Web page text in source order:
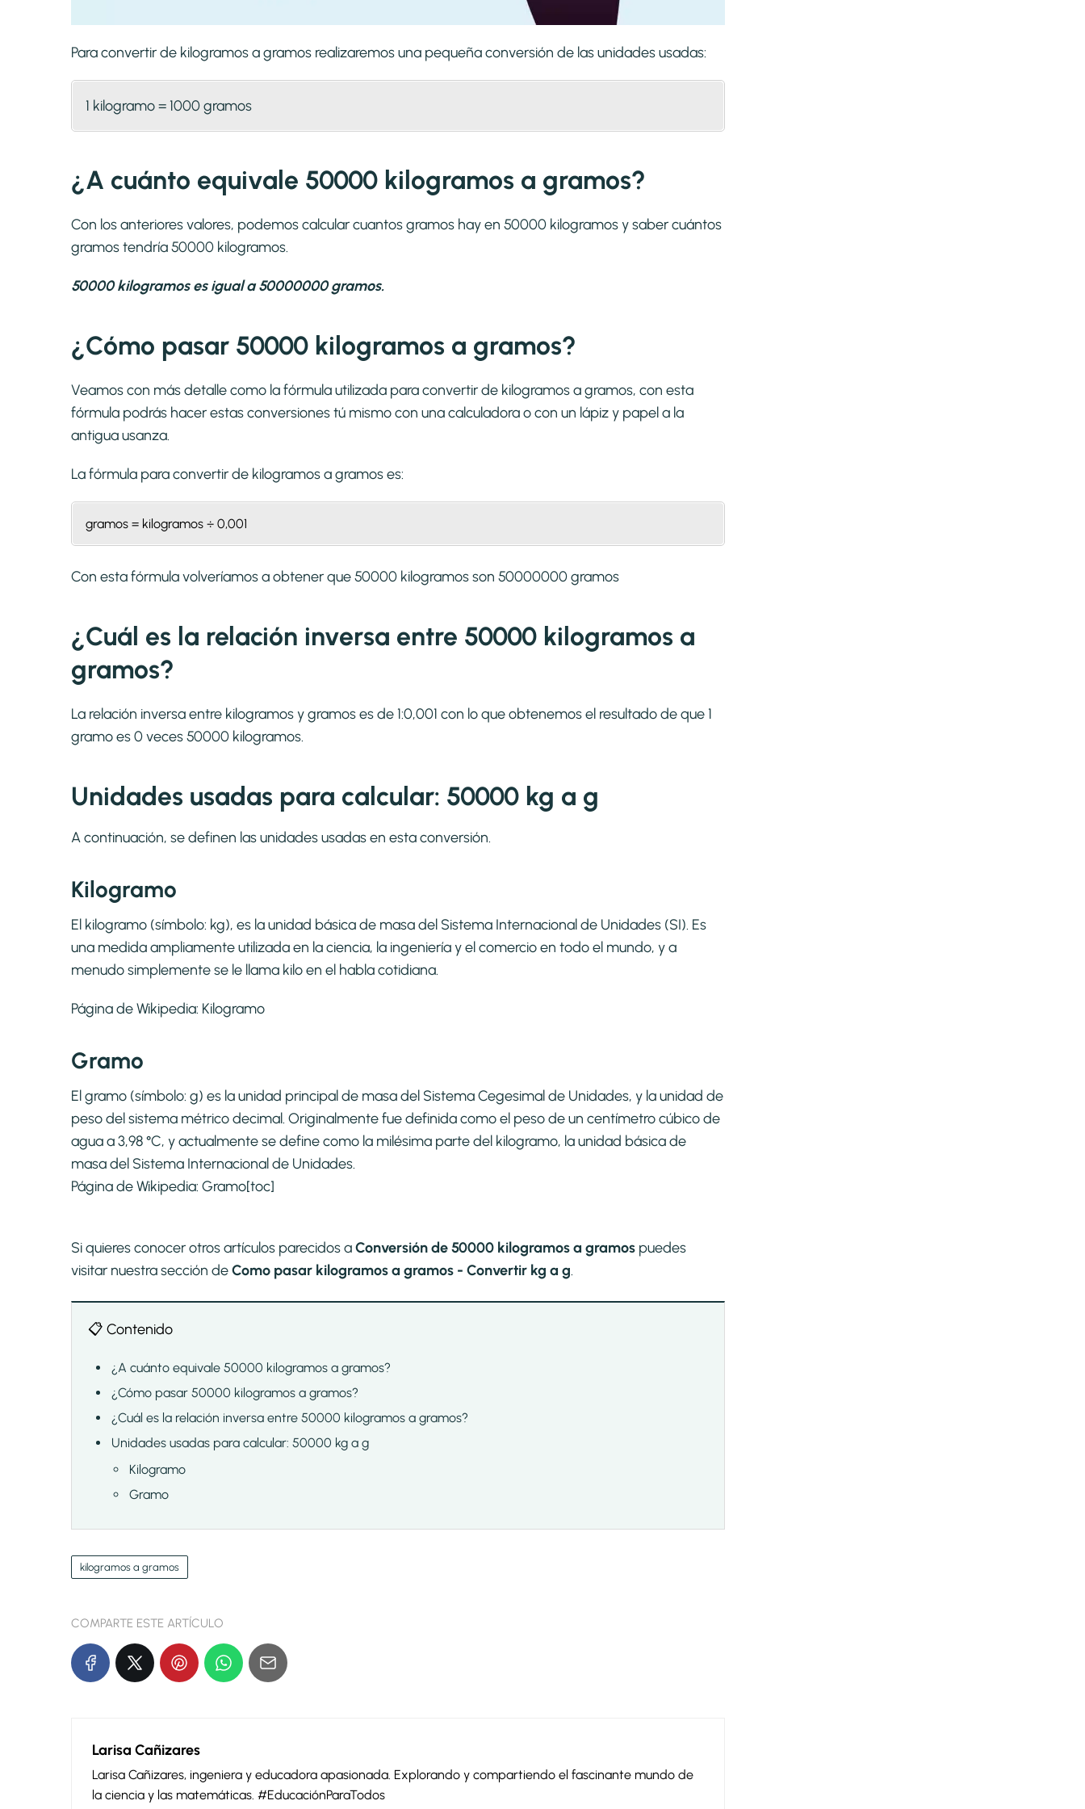
Para convertir de kilogramos a gramos realizaremos una pequeña conversión de las unidades usadas:
1 kilogramo = 1000 gramos
¿A cuánto equivale 50000 kilogramos a gramos?
Con los anteriores valores, podemos calcular cuantos gramos hay en 50000 kilogramos y saber cuántos
gramos tendría 50000 kilogramos.
50000 kilogramos es igual a 50000000 gramos.
¿Cómo pasar 50000 kilogramos a gramos?
Veamos con más detalle como la fórmula utilizada para convertir de kilogramos a gramos, con esta
fórmula podrás hacer estas conversiones tú mismo con una calculadora o con un lápiz y papel a la
antigua usanza.
La fórmula para convertir de kilogramos a gramoses:
gramos = kilogramos ÷ 0,001
Con esta fórmula volveríamos a obtener que 50000 kilogramos son 50000000 gramos
¿Cuál es la relación inversa entre 50000 kilogramos a
gramos?
La relación inversa entre kilogramos y gramos es de 1:0,001 con lo que obtenemos el resultado de que 1
gramo es 0 veces 50000 kilogramos.
Unidades usadas para calcular: 50000 kg a g
A continuación, se definen las unidades usadas en esta conversión.
Kilogramo
El kilogramo​ (símbolo: kg),​ es la unidad básica de masa del Sistema Internacional de Unidades (SI). Es
una medida ampliamente utilizada en la ciencia, la ingeniería y el comercio en todo el mundo, y a
menudo simplemente se le llama kilo en el habla cotidiana.
Página de Wikipedia: Kilogramo
Gramo
El gramo (símbolo: g) es la unidad principal de masa del Sistema Cegesimal de Unidades, y la unidad de
peso del sistema métrico decimal. Originalmente fue definida como el peso de un centímetro cúbico de
agua a 3,98 °C, y actualmente se define como la milésima parte del kilogramo, la unidad básica de
masa del Sistema Internacional de Unidades.
Página de Wikipedia: Gramo[toc]
Si quieres conocer otros artículos parecidos aConversión de 50000 kilogramos a gramos puedes
visitar nuestra sección deComo pasar kilogramos a gramos - Convertir kg a g.
📋 Contenido
¿A cuánto equivale 50000 kilogramos a gramos?
¿Cómo pasar 50000 kilogramos a gramos?
¿Cuál es la relación inversa entre 50000 kilogramos a gramos?
Unidades usadas para calcular: 50000 kg a g
Kilogramo
Gramo
kilogramos a gramos
COMPARTE ESTE ARTÍCULO
Larisa Cañizares
Larisa Cañizares, ingeniera y educadora apasionada. Explorando y compartiendo el fascinante mundo de
la ciencia y las matemáticas. #EducaciónParaTodos